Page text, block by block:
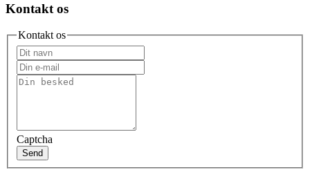
Kontakt os
Kontakt os
Captcha
Send